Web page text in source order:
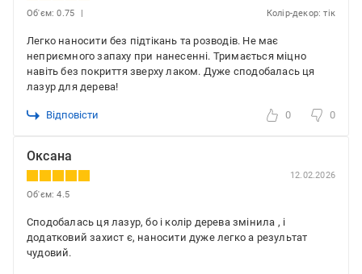
Об'єм: 0.75
Колір-декор: тік
Легко наносити без підтікань та розводів. Не має
неприємного запаху при нанесенні. Тримається міцно
навіть без покриття зверху лаком. Дуже сподобалась ця
лазур для дерева!
Відповісти 0 0
Оксана
12.02.2026
Об'єм: 4.5
Сподобалась ця лазур, бо і колір дерева змінила , і
додатковий захист є, наносити дуже легко а результат
чудовий.